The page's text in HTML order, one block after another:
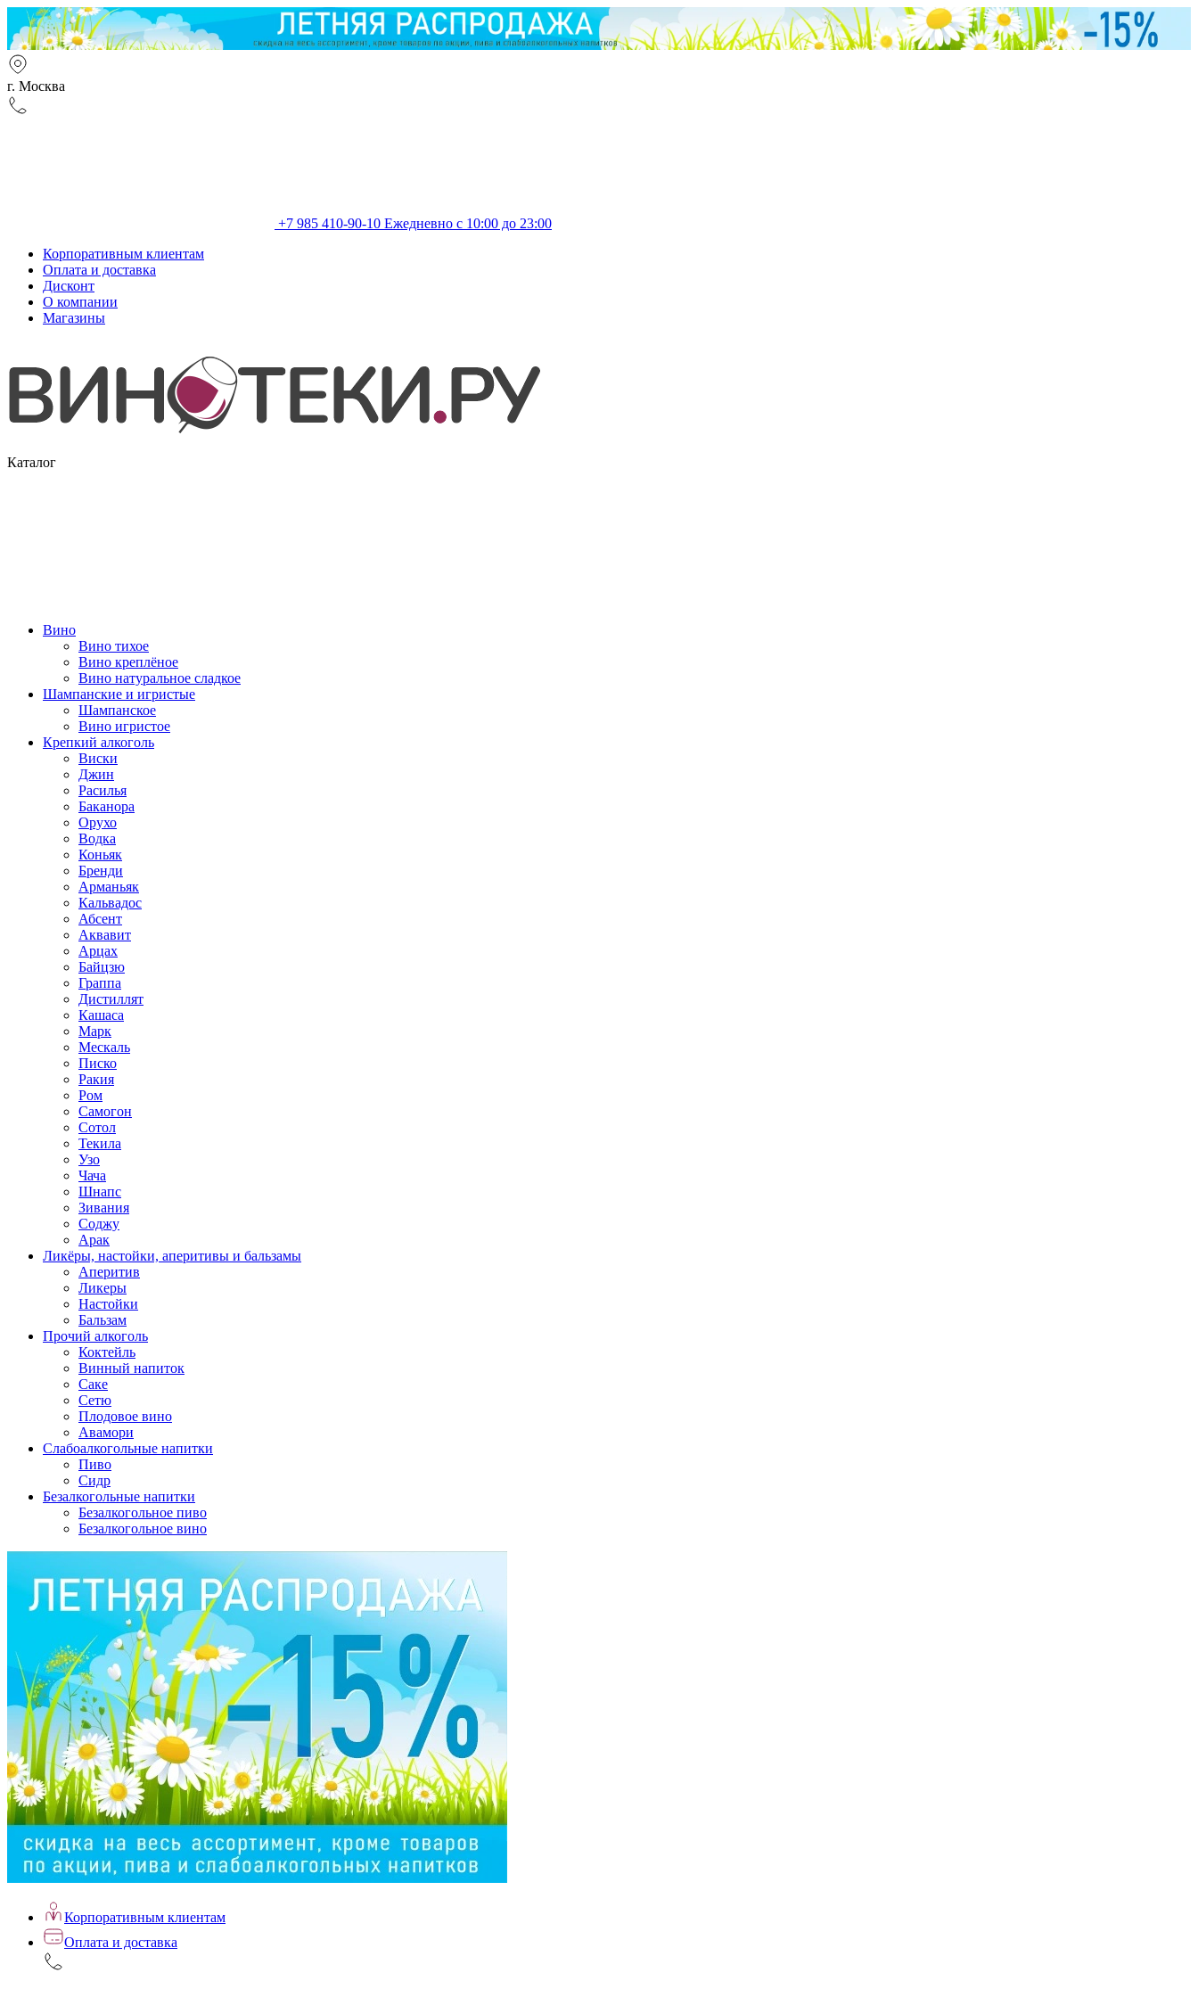
г. Москва
+7 985 410-90-10 Ежедневно с 10:00 до 23:00
Корпоративным клиентам
Оплата и доставка
Дисконт
О компании
Магазины
Каталог
Вино
Вино тихое
Вино креплёное
Вино натуральное сладкое
Шампанские и игристые
Шампанское
Вино игристое
Крепкий алкоголь
Виски
Джин
Расилья
Баканора
Орухо
Водка
Коньяк
Бренди
Арманьяк
Кальвадос
Абсент
Аквавит
Арцах
Байцзю
Граппа
Дистиллят
Кашаса
Марк
Мескаль
Писко
Ракия
Ром
Самогон
Сотол
Текила
Узо
Чача
Шнапс
Зивания
Соджу
Арак
Ликёры, настойки, аперитивы и бальзамы
Аперитив
Ликеры
Настойки
Бальзам
Прочий алкоголь
Коктейль
Винный напиток
Саке
Сетю
Плодовое вино
Авамори
Слабоалкогольные напитки
Пиво
Сидр
Безалкогольные напитки
Безалкогольное пиво
Безалкогольное вино
Корпоративным клиентам
Оплата и доставка